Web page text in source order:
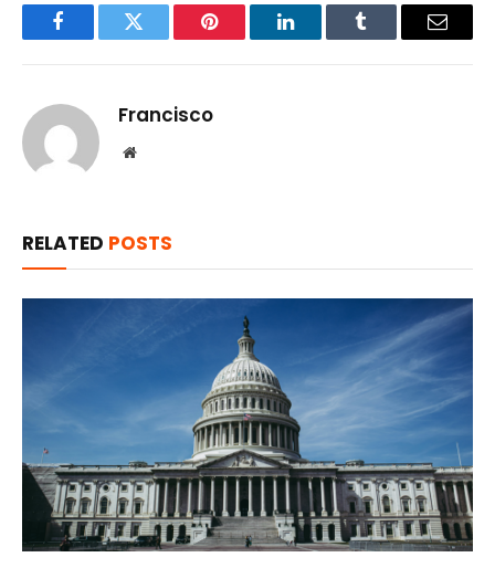
FacebookTwitter Pinterest LinkedInTumblr Email
Francisco
Website
RELATED POSTS